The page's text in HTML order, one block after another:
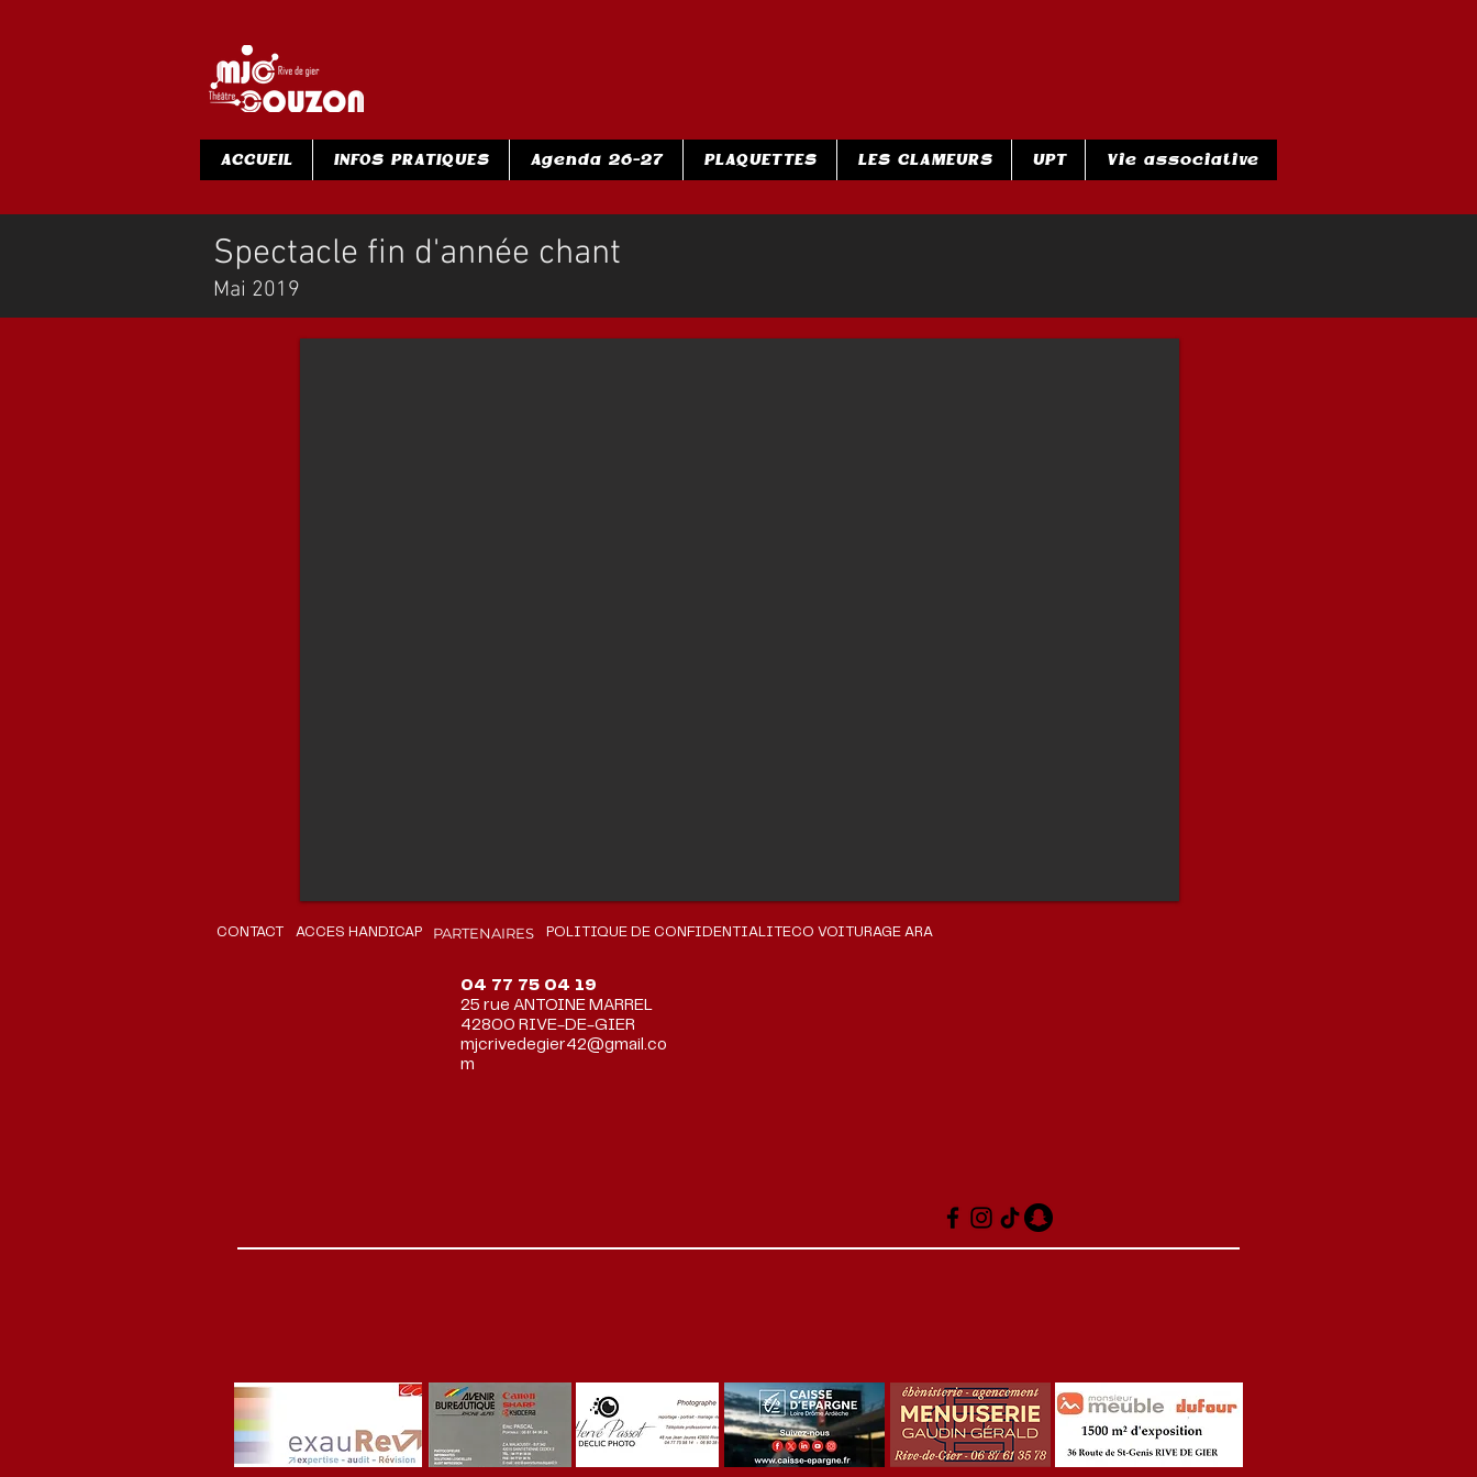
ACCUEIL INFOS PRATIQUES Agenda 26-27 PLAQUETTES LES CLAMEURS UPT Vie associative
Spectacle fin d'année chant
Mai 2019
CONTACT ACCES HANDICAP PARTENAIRES POLITIQUE DE CONFIDENTIALITECO VOITURAGE ARA
04 77 75 04 19
25 rue ANTOINE MARREL
42800 RIVE-DE-GIER
mjcrivedegier42@gmail.co
m